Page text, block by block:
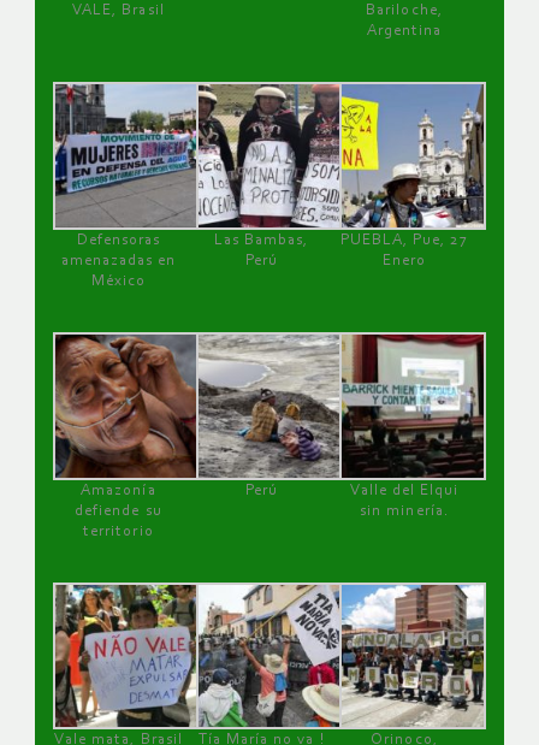
VALE, Brasil
Bariloche,
Argentina
Defensoras
amenazadas en
México
Las Bambas,
Perú
PUEBLA, Pue, 27
Enero
Amazonía
defiende su
territorio
Perú
Valle del Elqui
sin minería.
Vale mata, Brasil Tía María no va ! Orinoco,